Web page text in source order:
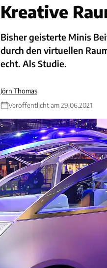
Kreative
Bisher geisterte Minis
durch den virtuellen
echt. Als Studie.
Jörn Thomas
Veröffentlicht am 29.06.2021